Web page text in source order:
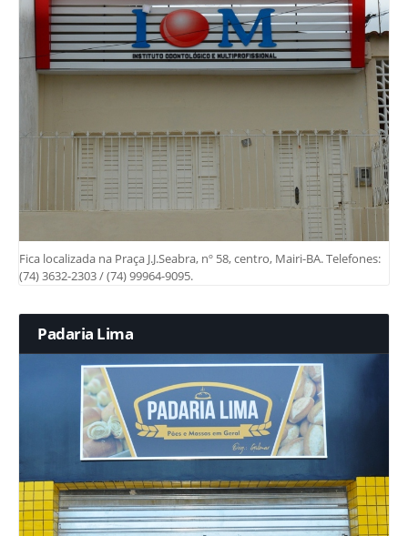
Fica localizada na Praça J.J.Seabra, nº 58, centro, Mairi-BA. Telefones:
(74) 3632-2303 / (74) 99964-9095.
Padaria Lima